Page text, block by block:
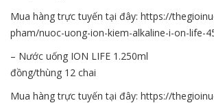
Mua hàng trực tuyến tại đây: https://
pham/nuoc-uong-ion-kiem-alkaline-i-on-life-
– Nước uống ION LIFE
đồng/thùng 12 chai
Mua hàng trực tuyến tại đây: https://